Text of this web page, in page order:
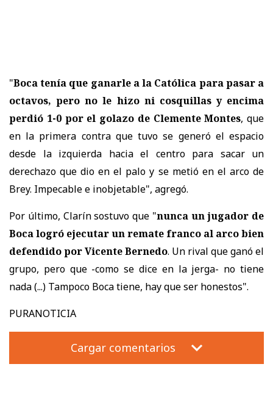
"Boca tenía que ganarle a la Católica para pasar a
octavos, pero no le hizo ni cosquillas y encima
perdió 1-0 por el golazo de Clemente Montes, que
en la primera contra que tuvo se generó el espacio
desde la izquierda hacia el centro para sacar un
derechazo que dio en el palo y se metió en el arco de
Brey. Impecable e inobjetable", agregó.
Por último, Clarín sostuvo que "nunca un jugador de
Boca logró ejecutar un remate franco al arco bien
defendido por Vicente Bernedo. Un rival que ganó el
grupo, pero que -como se dice en la jerga- no tiene
nada (...) Tampoco Boca tiene, hay que ser honestos".
PURANOTICIA
Cargar comentarios